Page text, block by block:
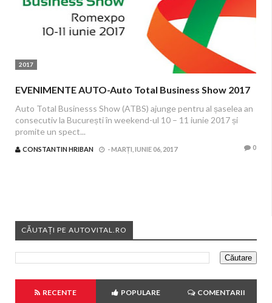
2017
EVENIMENTE AUTO-Auto Total Business Show 2017
Auto Total Businesss Show (ATBS) ajunge pentru al șaselea an
consecutiv la București în weekend-ul 10 – 11 iunie 2017 și
promite un spect...
CONSTANTIN HRIBAN -MARȚI, IUNIE 06, 2017 0
CĂUTAȚI PE AUTOVITAL.RO
RECENTE POPULARE COMENTARII